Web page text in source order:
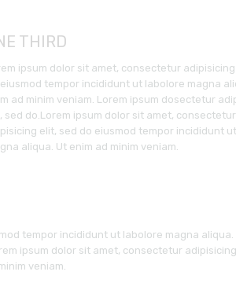
THIRD
ipsum dolor sit amet, consectetur
tempor incididunt ut labolore magna
ad minim veniam. Lorem ipsum dosectetur
sed do.Lorem ipsum dolor sit amet, consectetur
elit, sed do eiusmod tempor incididunt
aliqua. Ut enim ad minim veniam.
tempor incididunt ut labolore magna aliqua.
ipsum dolor sit amet, consectetur
veniam.